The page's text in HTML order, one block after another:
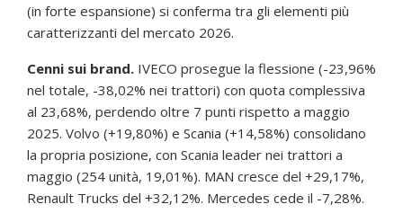
(in forte espansione) si conferma tra gli elementi più
caratterizzanti del mercato 2026.
Cenni sui brand. IVECO prosegue la flessione (-23,96%
nel totale, -38,02% nei trattori) con quota complessiva
al 23,68%, perdendo oltre 7 punti rispetto a maggio
2025. Volvo (+19,80%) e Scania (+14,58%) consolidano
la propria posizione, con Scania leader nei trattori a
maggio (254 unità, 19,01%). MAN cresce del +29,17%,
Renault Trucks del +32,12%. Mercedes cede il -7,28%.